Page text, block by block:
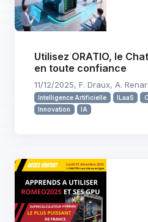
Utilisez ORATIO, le
en toute confiance
11/12/2025, F. Draux, A.
Intelligence Artificielle
ILaaS
Innovation
IA